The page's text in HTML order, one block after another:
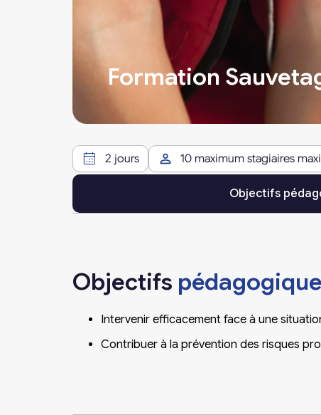
Formation
2 jours 10 maximum stagiaires
Objectifs
Objectifs
Intervenir efficacement face à une
Contribuer à la prévention des risques